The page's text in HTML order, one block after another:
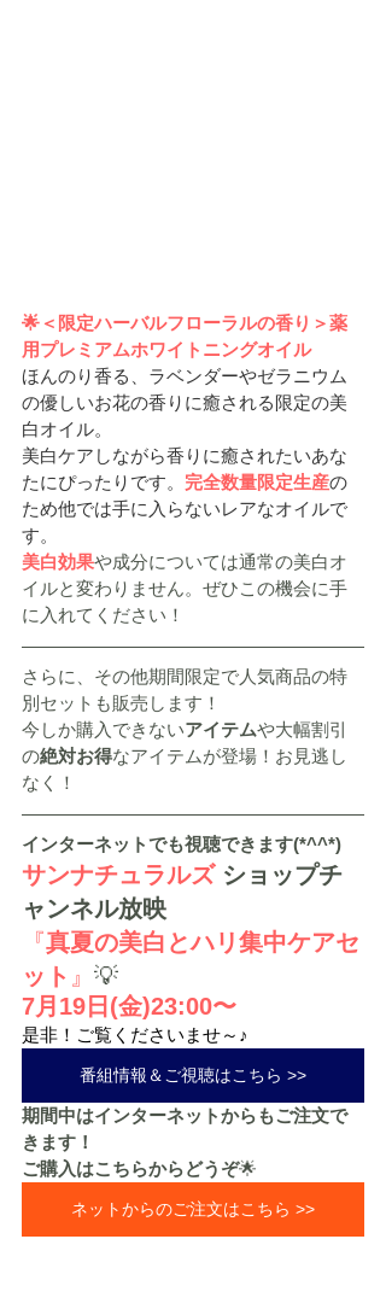
🌟 ＜限定ハーバルフローラルの香り ＞薬
用プレミアムホワイトニングオイル
ほんのり香る、ラベンダーやゼラニウム
の優しいお花の香りに癒される限定の美
白オイル。
美白ケアしながら香りに癒されたいあな
たにぴったりです。 完全数量限定生産の
ため他では手に入らないレアなオイルで
す。
美白効果や成分については通常の美白オ
イルと変わりません。ぜひこの機会に手
に入れてください！
さらに、その他期間限定で人気商品の特
別セットも販売します！
今しか購入できないアイテムや大幅割引
の絶対お得なアイテムが登場！お見逃し
なく！
インターネットでも視聴できます(*^^*)
サンナチュラルズ ショップチ
ャンネル放映
『真夏の美白とハリ集中ケアセ
ット 』 💡
7月19日(金)23:00〜
是非！ご覧くださいませ～♪
番組情報＆ご視聴はこちら >>
期間中はインターネットからもご注文で
きます！
ご購入はこちらからどうぞ🌟
ネットからのご注文はこちら >>